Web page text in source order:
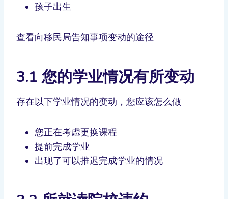
孩子出生
查看向移民局告知事项变动的途径
3.1 您的学业情况有所变动
存在以下学业情况的变动，您应该怎么做
您正在考虑更换课程
提前完成学业
出现了可以推迟完成学业的情况